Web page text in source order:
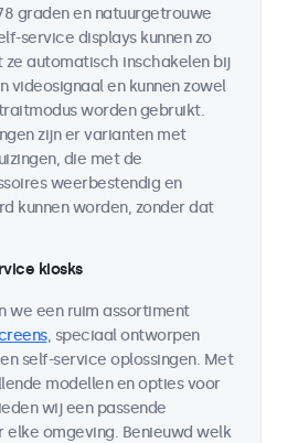
graden en natuurgetrouwe
service displays kunnen zo
automatisch inschakelen bij
videosignaal en kunnen zowel
worden gebruikt.
zijn er varianten met
die met de
weerbestendig en
kunnen worden, zonder dat
kiosks
we een ruim assortiment
, speciaal ontworpen
self-service oplossingen. Met
modellen en opties voor
wij een passende
elke omgeving. Benieuwd welk